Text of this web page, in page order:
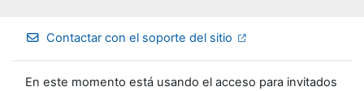
Contactar con el soporte del sitio
En este momento está usando el acceso para invitados